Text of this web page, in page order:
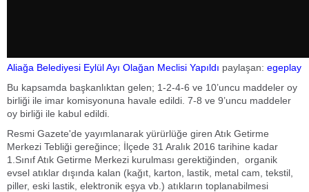
Aliağa Belediyesi Eylül Ayı Olağan Meclisi Yapıldı paylaşan: egeplay
Bu kapsamda başkanlıktan gelen; 1-2-4-6 ve 10’uncu maddeler oy
birliği ile imar komisyonuna havale edildi. 7-8 ve 9’uncu maddeler
oy birliği ile kabul edildi.
Resmi Gazete'de yayımlanarak yürürlüğe giren Atık Getirme
Merkezi Tebliği gereğince; İlçede 31 Aralık 2016 tarihine kadar
1.Sınıf Atık Getirme Merkezi kurulması gerektiğinden, organik
evsel atıklar dışında kalan (kağıt, karton, lastik, metal cam, tekstil,
piller, eski lastik, elektronik eşya vb.) atıkların toplanabilmesi